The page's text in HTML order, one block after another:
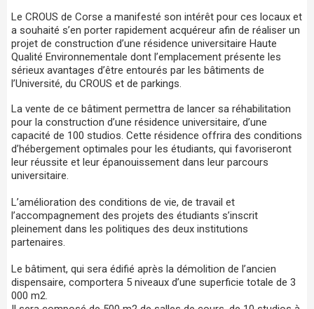
Le CROUS de Corse a manifesté son intérêt pour ces locaux et
a souhaité s’en porter rapidement acquéreur afin de réaliser un
projet de construction d’une résidence universitaire Haute
Qualité Environnementale dont l’emplacement présente les
sérieux avantages d’être entourés par les bâtiments de
l’Université, du CROUS et de parkings.
La vente de ce bâtiment permettra de lancer sa réhabilitation
pour la construction d’une résidence universitaire, d’une
capacité de 100 studios. Cette résidence offrira des conditions
d’hébergement optimales pour les étudiants, qui favoriseront
leur réussite et leur épanouissement dans leur parcours
universitaire.
L’amélioration des conditions de vie, de travail et
l’accompagnement des projets des étudiants s’inscrit
pleinement dans les politiques des deux institutions
partenaires.
Le bâtiment, qui sera édifié après la démolition de l’ancien
dispensaire, comportera 5 niveaux d’une superficie totale de 3
000 m2.